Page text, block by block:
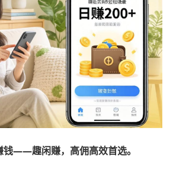
钱——趣闲赚，高佣高效首选。